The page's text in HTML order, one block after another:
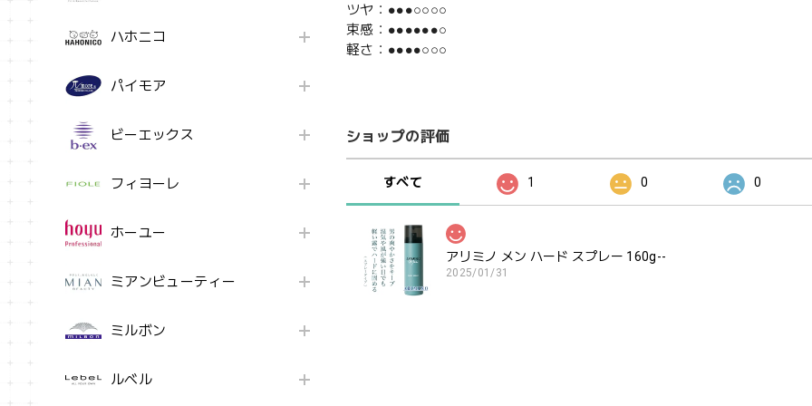
ハホニコ
パイモア
ビーエックス
フィヨーレ
ホーユー
ミアンビューティー
ミルボン
ルベル
ツヤ：●●●○○○○
束感：●●●●●●○
軽さ：●●●●○○○
ショップの評価
すべて 1 0 0
アリミノ メン ハード スプレー 160g--
2025/01/31